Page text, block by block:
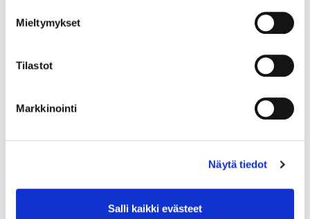
Mieltymykset
Tilastot
Markkinointi
Näytä tiedot
Salli kaikki evästeet
Palkkaisitko nuoren
motivoituneen kesätyöntekijän, ketterän käsi-